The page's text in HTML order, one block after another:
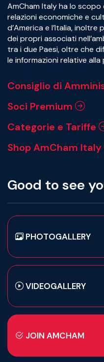
AmCham Italy ha lo
relazioni economiche e
d’America e l’Italia,
dei propri associati
tra i due Paesi, oltre che
le informazioni relative
Consiglio di
Soci Premium
Categorie e Tariffe
Shop AmCham Italy
Good to see
PHOTOGALLERY
VIDEOGALLERY
JOIN AMCHAM